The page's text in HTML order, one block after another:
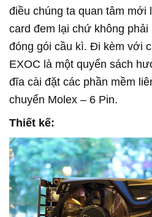
điều chúng ta quan tâm mới
card đem lại chứ không
đóng gói cầu kì. Đi kèm với
EXOC là một quyển sách
đĩa cài đặt các phần mềm
chuyển Molex – 6 Pin.
Thiết kế: